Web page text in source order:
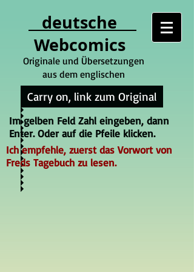
deutsche
Webcomics
Originale und Übersetzungen
aus dem englischen
Carry on, link zum Original
Im gelben Feld Zahl eingeben, dann
Enter. Oder auf die Pfeile klicken.
Ich empfehle, zuerst das Vorwort von
Freds Tagebuch zu lesen.